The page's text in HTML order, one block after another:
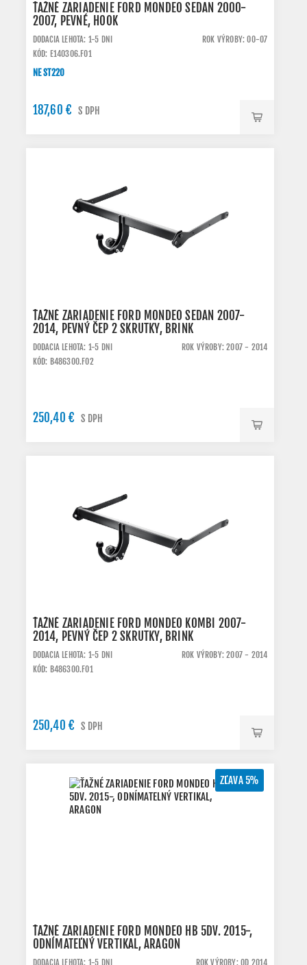
ŤAŽNÉ ZARIADENIE FORD MONDEO SEDAN 2000-
2007, PEVNÉ, HOOK
DODACIA LEHOTA: 1-5 DNI
ROK VÝROBY: 00-07
KÓD: E140306.FO1
NE ST220
187,60 € S DPH
ŤAŽNÉ ZARIADENIE FORD MONDEO SEDAN 2007-
2014, PEVNÝ ČEP 2 SKRUTKY, BRINK
DODACIA LEHOTA: 1-5 DNI
ROK VÝROBY: 2007 - 2014
KÓD: B486300.FO2
250,40 € S DPH
ŤAŽNÉ ZARIADENIE FORD MONDEO KOMBI 2007-
2014, PEVNÝ ČEP 2 SKRUTKY, BRINK
DODACIA LEHOTA: 1-5 DNI
ROK VÝROBY: 2007 - 2014
KÓD: B486300.FO1
250,40 € S DPH
ZĽAVA 5%
ŤAŽNÉ ZARIADENIE FORD MONDEO HB 5DV. 2015-,
ODNÍMATEĽNÝ VERTIKAL, ARAGON
DODACIA LEHOTA: 1-5 DNI ROK VÝROBY: OD 2014